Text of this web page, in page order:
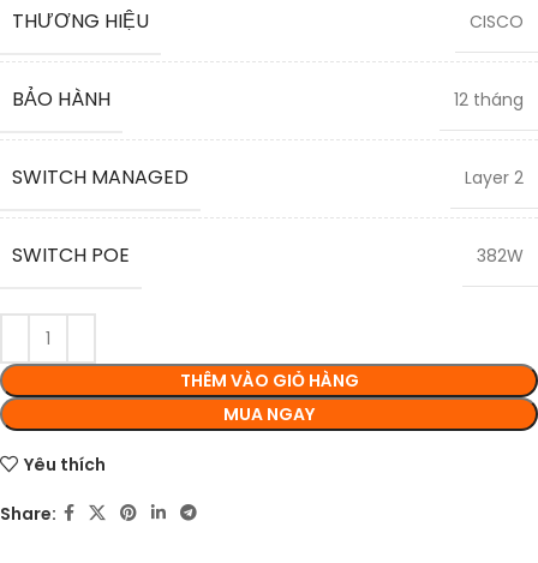
THƯƠNG HIỆU CISCO
BẢO HÀNH 12 tháng
SWITCH MANAGED Layer 2
SWITCH POE 382W
THÊM VÀO GIỎ HÀNG
MUA NGAY
Yêu thích
Share: